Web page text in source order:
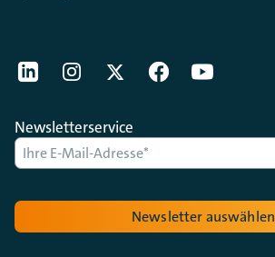
[Der ZDH in den Sozialen Netzwerken]
LinkedIninstagramTwitterFacebookYoutube
Newsletterservice
Newsletter auswählen